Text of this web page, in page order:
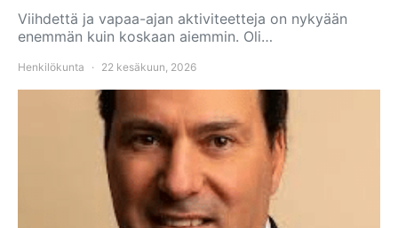
Viihdettä ja vapaa-ajan aktiviteetteja on nykyään
enemmän kuin koskaan aiemmin. Oli…
Henkilökunta 22 kesäkuun, 2026